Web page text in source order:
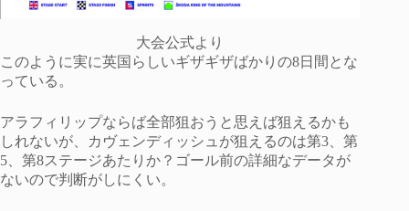
大会公式より
このように実に英国らしいギザギザばかりの8日間とな
っている。
アラフィリップならば全部狙おうと思えば狙えるかも
しれないが、カヴェンディッシュが狙えるのは第3、第
5、第8ステージあたりか？ゴール前の詳細なデータが
ないので判断がしにくい。